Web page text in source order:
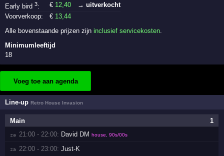
Early bird3: € 12 ,40
→ uitverkocht
Voorverkoop:
€ 13 ,44
Alle bovenstaande prijzen zijninclusief servicekosten
Minimumleeftijd
18
Voeg toe aan agenda
Line-upRetro House Invasion
1
Main
za 21:00 - 22:00: David DM house, 90s/00s
za 22:00 - 23:00: Just-K